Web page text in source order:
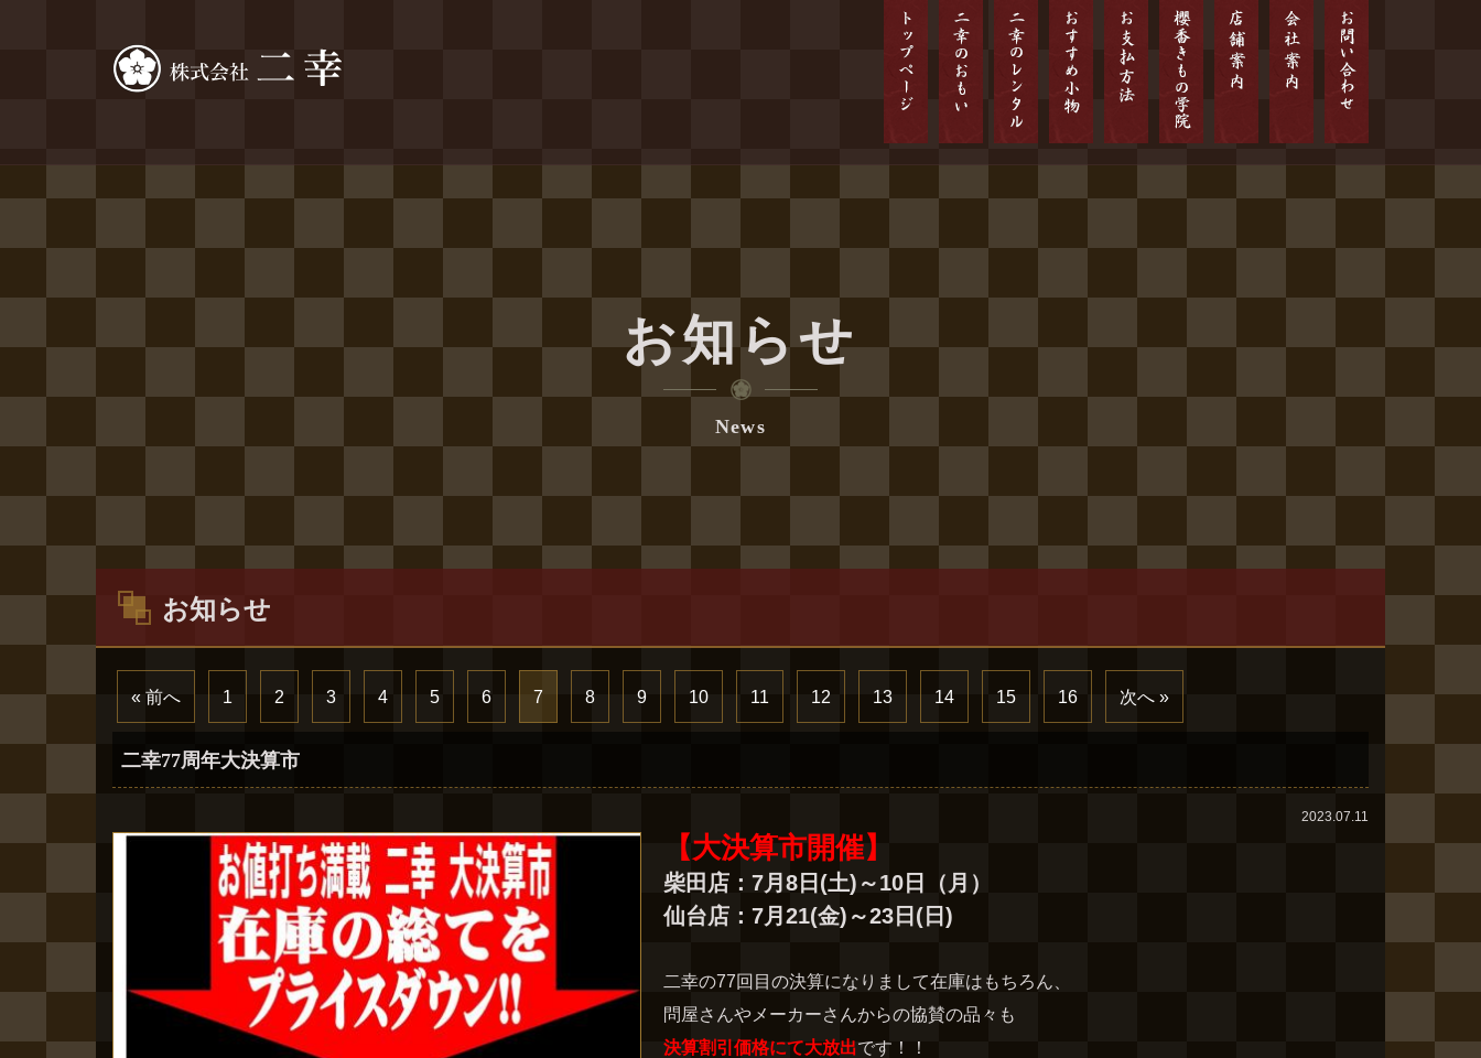
お知らせ
News
お知らせ
« 前へ 1 2 3 4 5 6 7 8 9 10 11 12 13 14 15 16 次へ »
二幸77周年大決算市
2023.07.11
【大決算市開催】
柴田店：7月8日(土)～10日（月）
仙台店：7月21(金)～23日(日)
二幸の77回目の決算になりまして在庫はもちろん、
問屋さんやメーカーさんからの協賛の品々も
決算割引価格にて大放出です！！